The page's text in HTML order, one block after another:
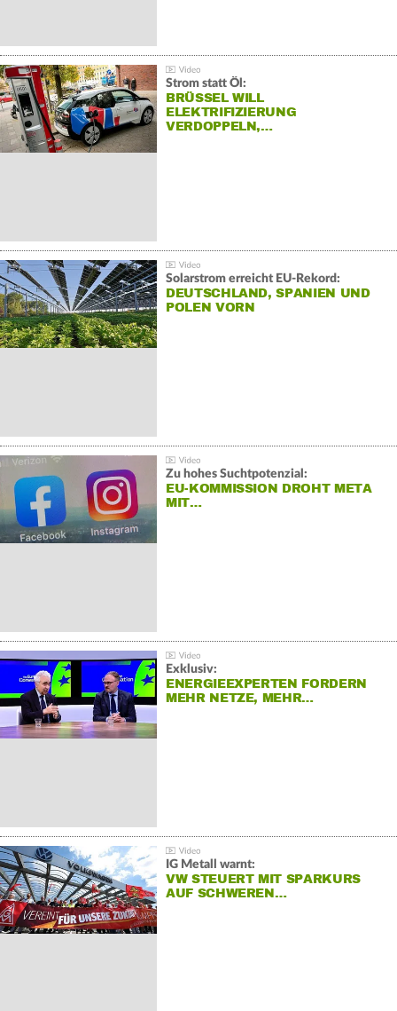
Strom statt Öl:
BRÜSSEL WILL
ELEKTRIFIZIERUNG
VERDOPPELN,…
Solarstrom erreicht EU-Rekord:
DEUTSCHLAND, SPANIEN UND
POLEN VORN
Zu hohes Suchtpotenzial:
EU-KOMMISSION DROHT META
MIT…
Exklusiv:
ENERGIEEXPERTEN FORDERN
MEHR NETZE, MEHR…
IG Metall warnt:
VW STEUERT MIT SPARKURS
AUF SCHWEREN…